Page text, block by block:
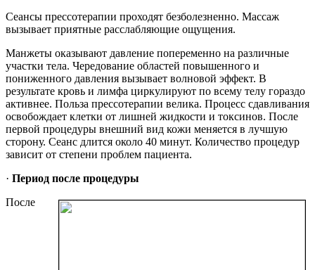
Сеансы прессотерапии проходят безболезненно. Массаж
вызывает приятные расслабляющие ощущения.
Манжеты оказывают давление попеременно на различные
участки тела. Чередование областей повышенного и
пониженного давления вызывает волновой эффект. В
результате кровь и лимфа циркулируют по всему телу гораздо
активнее. Польза прессотерапии велика. Процесс сдавливания
освобождает клетки от лишней жидкости и токсинов. После
первой процедуры внешний вид кожи меняется в лучшую
сторону. Сеанс длится около 40 минут. Количество процедур
зависит от степени проблем пациента.
· Период после процедуры
После